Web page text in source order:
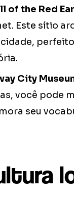
of the Red
Este sítio
City
você pode
seu